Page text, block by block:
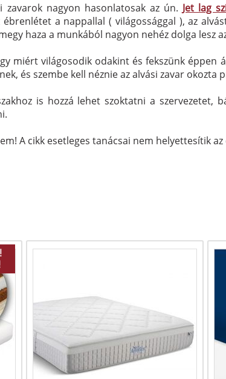
zavarok nagyon hasonlatosak az ún. Jet lag
a nappallal ( világossággal ), az
haza a munkából nagyon nehéz dolga lesz
miért világosodik odakint és fekszünk éppen
és szembe kell néznie az alvási zavar okozta
is hozzá lehet szoktatni a
A cikk esetleges tanácsai nem helyettesítik